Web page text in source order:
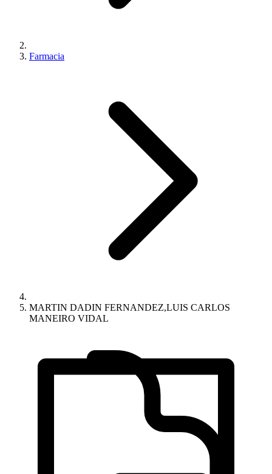
Farmacia
MARTIN DADIN FERNANDEZ,LUIS CARLOS
MANEIRO VIDAL